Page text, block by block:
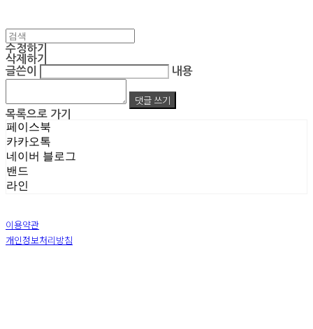
수정하기
삭제하기
글쓴이
내용
댓글 쓰기
목록으로 가기
페이스북
카카오톡
네이버 블로그
밴드
라인
이용약관
개인정보처리방침